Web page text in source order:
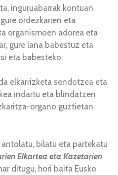
inguruabarrak kontuan
ordezkarien eta
organismoen adorea eta
gure lana babestuz eta
eta babesteko.
elkarrizketa sendotzea eta
indartu eta blindatzen
organo guztietan
antolatu, bilatu eta partekatu
Elkartea eta Kazetarien
ditugu, hori baita Eusko